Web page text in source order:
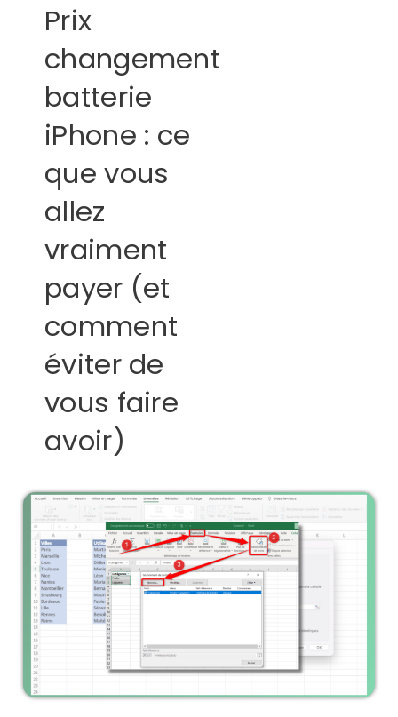
Prix
changement
batterie
iPhone : ce
que vous
allez
vraiment
payer (et
comment
éviter de
vous faire
avoir)